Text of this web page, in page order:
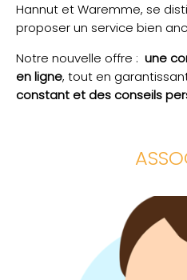
Hannut et Waremme, se
proposer un service bien
Notre nouvelle offre : une
en ligne, tout en
constant et des conseils